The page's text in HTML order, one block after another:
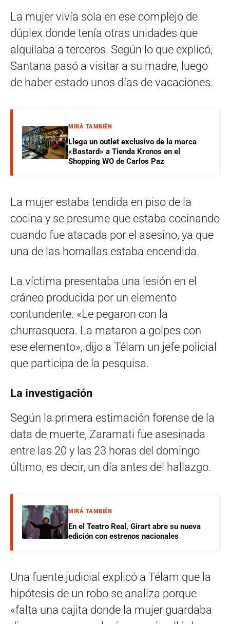
La mujer vivía sola en ese complejo de
dúplex donde tenía otras unidades que
alquilaba a terceros. Según lo que explicó,
Santana pasó a visitar a su madre, luego
de haber estado unos días de vacaciones.
MIRÁ TAMBIÉN
Llega un outlet exclusivo de la marca
«Bastard» a Tienda Kronos en el
Shopping WO de Carlos Paz
La mujer estaba tendida en piso de la
cocina y se presume que estaba cocinando
cuando fue atacada por el asesino, ya que
una de las hornallas estaba encendida.
La víctima presentaba una lesión en el
cráneo producida por un elemento
contundente. «Le pegaron con la
churrasquera. La mataron a golpes con
ese elemento», dijo a Télam un jefe policial
que participa de la pesquisa.
La investigación
Según la primera estimación forense de la
data de muerte, Zaramati fue asesinada
entre las 20 y las 23 horas del domingo
último, es decir, un día antes del hallazgo.
MIRÁ TAMBIÉN
En el Teatro Real, Girart abre su nueva
edición con estrenos nacionales
Una fuente judicial explicó a Télam que la
hipótesis de un robo se analiza porque
«falta una cajita donde la mujer guardaba